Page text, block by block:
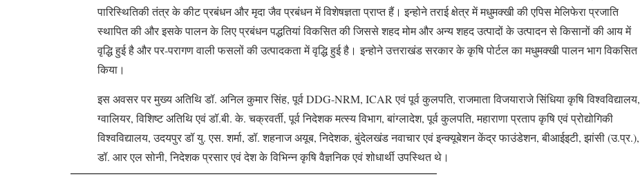
पारिस्थितिकी तंत्र के कीट प्रबंधन और मृदा जैव प्रबंधन में विशेषज्ञता प्राप्त हैं। इन्होने तराई क्षेत्र में मधुमक्खी की एपिस मेलिफेरा प्रजाति
स्थापित की और इसके पालन के लिए प्रबंधन पद्धतियां विकसित की जिससे शहद मोम और अन्य शहद उत्पादों के उत्पादन से किसानों की आय में
वृद्धि हुई है और पर-परागण वाली फसलों की उत्पादकता में वृद्धि हुई है।इन्होने उत्तराखंड सरकार के कृषि पोर्टल का मधुमक्खी पालन भाग विकसित
किया।
इस अवसर पर मुख्य अतिथि डॉ. अनिल कुमार सिंह, पूर्व DDG-NRM, ICAR एवं पूर्व कुलपति, राजमाता विजयाराजे सिंधिया कृषि विश्वविद्यालय,
ग्वालियर, विशिष्ट अतिथि एवं डॉ.बी. के. चक्रवर्ती, पूर्व निदेशक मत्स्य विभाग, बांग्लादेश, पूर्व कुलपति, महाराणा प्रताप कृषि एवं प्रोद्योगिकी
विश्वविद्यालय, उदयपुर डॉ यु. एस. शर्मा, डॉ. शहनाज अयूब, निदेशक, बुंदेलखंड नवाचार एवं इन्क्यूबेशन केंद्र फाउंडेशन, बीआईइटी, झांसी (उ.प्र.),
डॉ. आर एल सोनी, निदेशक प्रसार एवं देश के विभिन्न कृषि वैज्ञनिक एवं शोधार्थी उपस्थित थे।